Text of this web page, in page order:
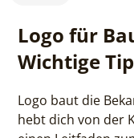
Logo für
Wichtige
Logo baut die
hebt dich von der